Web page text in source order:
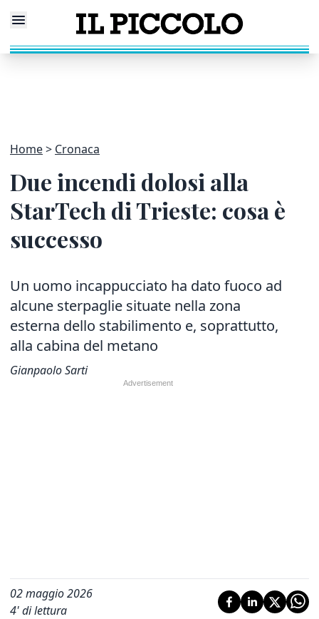
Home Cronaca
Due incendi dolosi alla
StarTech di Trieste: cosa è
successo
Un uomo incappucciato ha dato fuoco ad
alcune sterpaglie situate nella zona
esterna dello stabilimento e, soprattutto,
alla cabina del metano
Gianpaolo Sarti
02 maggio 2026
4' di lettura